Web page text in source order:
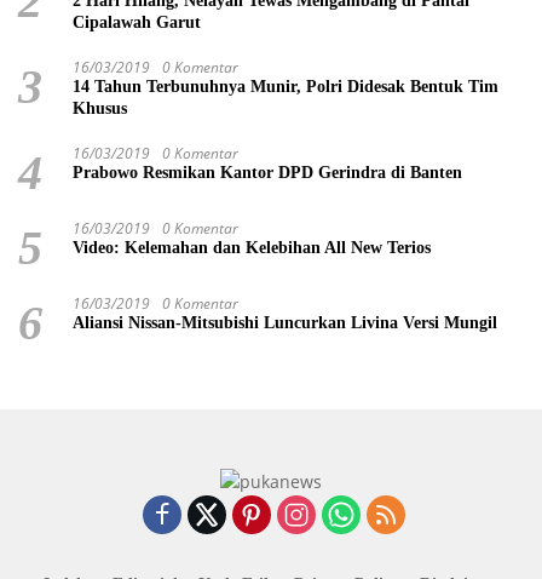
Cipalawah Garut
3 16/03/2019 0 Komentar
14 Tahun Terbunuhnya Munir, Polri Didesak Bentuk Tim
Khusus
4 16/03/2019 0 Komentar
Prabowo Resmikan Kantor DPD Gerindra di Banten
5 16/03/2019 0 Komentar
Video: Kelemahan dan Kelebihan All New Terios
6 16/03/2019 0 Komentar
Aliansi Nissan-Mitsubishi Luncurkan Livina Versi Mungil